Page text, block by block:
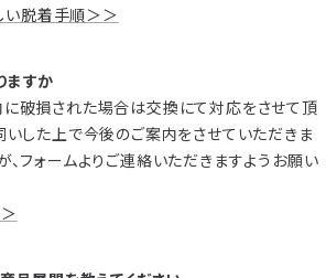
脱着手順＞＞
ますか
破損された場合は交換にて対応をさせて頂
いした上で今後のご案内をさせていただきま
、フォームよりご連絡いただきますようお願い